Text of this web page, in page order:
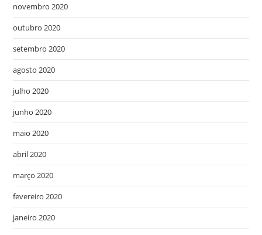
novembro 2020
outubro 2020
setembro 2020
agosto 2020
julho 2020
junho 2020
maio 2020
abril 2020
março 2020
fevereiro 2020
janeiro 2020